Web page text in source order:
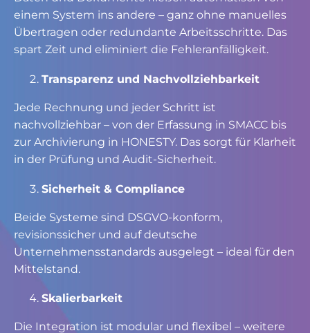
einem System ins andere – ganz ohne manuelles
Übertragen oder redundante Arbeitsschritte. Das
spart Zeit und eliminiert die Fehleranfälligkeit.
Transparenz und Nachvollziehbarkeit
Jede Rechnung und jeder Schritt ist
nachvollziehbar – von der Erfassung in SMACC bis
zur Archivierung in HONESTY. Das sorgt für Klarheit
in der Prüfung und Audit-Sicherheit.
Sicherheit & Compliance
Beide Systeme sind DSGVO-konform,
revisionssicher und auf deutsche
Unternehmensstandards ausgelegt – ideal für den
Mittelstand.
Skalierbarkeit
Die Integration ist modular und flexibel – weitere